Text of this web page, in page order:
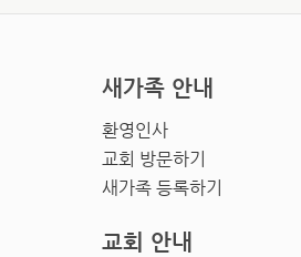
새가족 안내
환영인사
교회 방문하기
새가족 등록하기
교회 안내